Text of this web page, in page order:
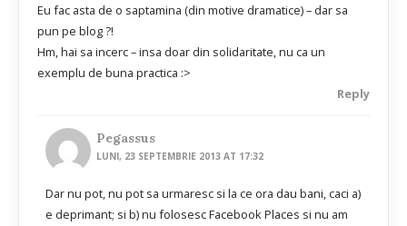
Eu fac asta de o saptamina (din motive dramatice) – dar sa
pun pe blog ?!
Hm, hai sa incerc – insa doar din solidaritate, nu ca un
exemplu de buna practica :>
Reply
Pegassus
LUNI, 23 SEPTEMBRIE 2013 AT 17:32
Dar nu pot, nu pot sa urmaresc si la ce ora dau bani, caci a)
e deprimant; si b) nu folosesc Facebook Places si nu am